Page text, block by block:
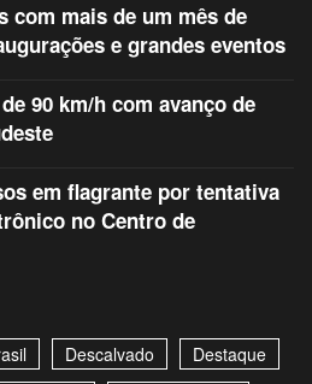
com mais de um mês de
e grandes eventos
90 km/h com avanço de
em flagrante por tentativa
no Centro de
Descalvado Destaque